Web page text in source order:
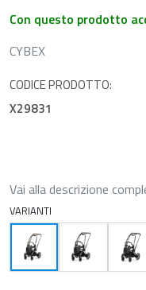
Con questo prodotto
CYBEX
CODICE PRODOTTO:
X29831
Vai alla descrizione
VARIANTI